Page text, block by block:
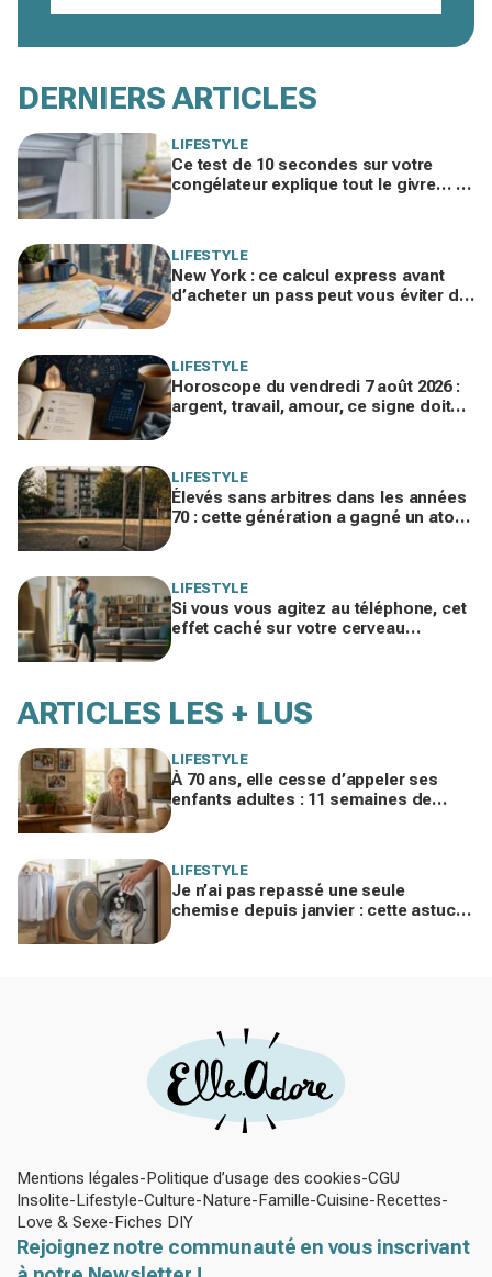
DERNIERS ARTICLES
LIFESTYLE
Ce test de 10 secondes sur votre
congélateur explique tout le givre… et
LIFESTYLE
New York : ce calcul express avant
d’acheter un pass peut vous éviter de
LIFESTYLE
Horoscope du vendredi 7 août 2026 :
argent, travail, amour, ce signe doit
LIFESTYLE
Élevés sans arbitres dans les années
70 : cette génération a gagné un atout
LIFESTYLE
Si vous vous agitez au téléphone, cet
effet caché sur votre cerveau
ARTICLES LES + LUS
LIFESTYLE
À 70 ans, elle cesse d’appeler ses
enfants adultes : 11 semaines de
LIFESTYLE
Je n’ai pas repassé une seule
chemise depuis janvier : cette astuce
Mentions légales Politique d’usage des cookies CGU
Insolite Lifestyle Culture Nature Famille Cuisine Recettes
Love & Sexe Fiches DIY
Rejoignez notre communauté en vous inscrivant